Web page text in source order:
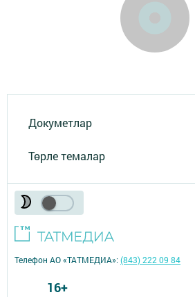
Докуметлар
Төрле темалар
Телефон АО «ТАТМЕДИА»:(843) 222 09 84
16+